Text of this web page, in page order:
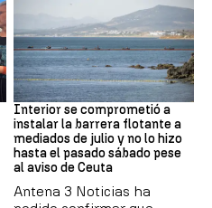
CRISIS MIGRATORIA
Interior se comprometió a
instalar la barrera flotante a
mediados de julio y no lo hizo
hasta el pasado sábado pese
al aviso de Ceuta
Antena 3 Noticias ha